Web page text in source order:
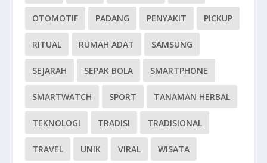
OTOMOTIF PADANG PENYAKIT PICKUP
RITUAL RUMAH ADAT SAMSUNG
SEJARAH SEPAK BOLA SMARTPHONE
SMARTWATCH SPORT TANAMAN HERBAL
TEKNOLOGI TRADISI TRADISIONAL
TRAVEL UNIK VIRAL WISATA